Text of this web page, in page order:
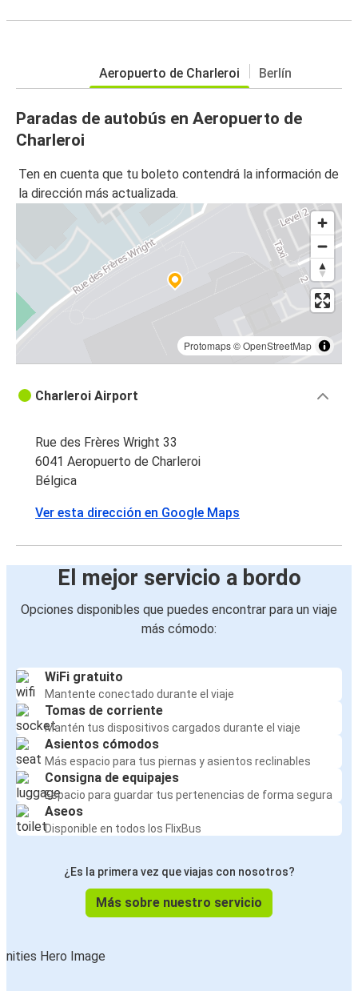
Aeropuerto de Charleroi Berlín
Paradas de autobús en Aeropuerto de
Charleroi
Ten en cuenta que tu boleto contendrá la información de
la dirección más actualizada.
Protomaps©OpenStreetMap
Charleroi Airport
Rue des Frères Wright 33
6041 Aeropuerto de Charleroi
Bélgica
Ver esta dirección en Google Maps
El mejor servicio a bordo
Opciones disponibles que puedes encontrar para un viaje
más cómodo:
WiFi gratuito
Mantente conectado durante el viaje
Tomas de corriente
Mantén tus dispositivos cargados durante el viaje
Asientos cómodos
Más espacio para tus piernas y asientos reclinables
Consigna de equipajes
Espacio para guardar tus pertenencias de forma segura
Aseos
Disponible en todos los FlixBus
¿Es la primera vez que viajas con nosotros?
Más sobre nuestro servicio